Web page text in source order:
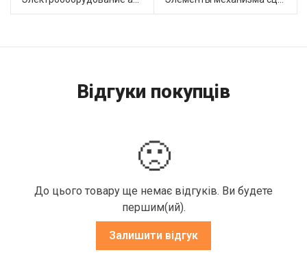
Відгуки покупців
🙁
До цього товару ще немає відгуків. Ви будете
першим(ий).
Залишити відгук